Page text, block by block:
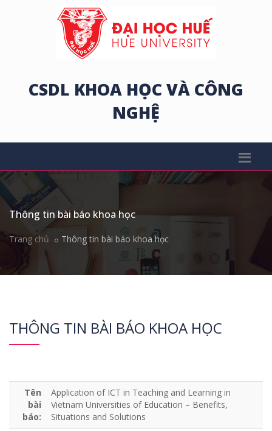
CSDL KHOA HỌC VÀ CÔNG
NGHỆ
Thông tin bài báo khoa học
Trang chủ Thông tin bài báo khoa học
THÔNG TIN BÀI BÁO KHOA HỌC
Tên
bài
báo:
Application of ICT in Teaching and Learning in
Vietnam Universities of Education – Benefits,
Situations and Solutions